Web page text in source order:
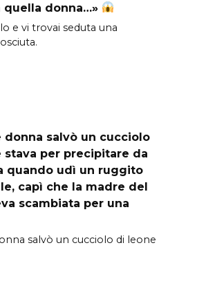
quella donna…»
e vi trovai seduta una
donna salvò un cucciolo
stava per precipitare da
quando udì un ruggito
capì che la madre del
scambiata per una
salvò un cucciolo di leone